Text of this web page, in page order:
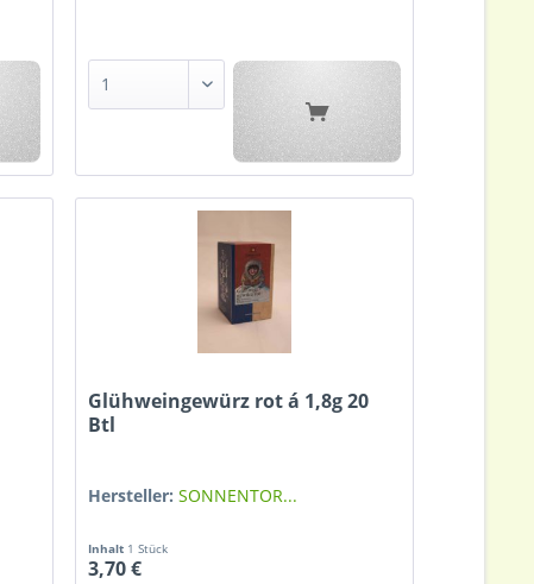
Glühweingewürz rot á 1,8g 20
Btl
Hersteller: SONNENTOR...
Inhalt 1 Stück
3,70 €